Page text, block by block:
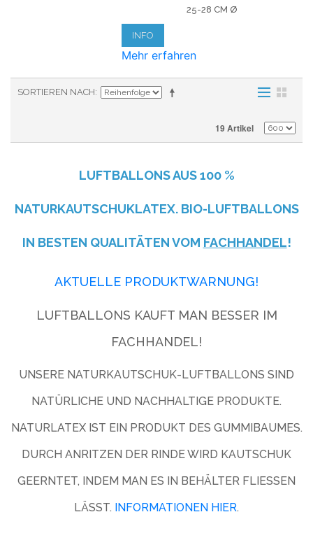
25-28 CM Ø
INFO
Mehr erfahren
SORTIEREN NACH
19 Artikel
LUFTBALLONS AUS100 %
NATURKAUTSCHUKLATEX. BIO-LUFTBALLONS
IN BESTEN QUALITÄTEN VOM FACHHANDEL!
AKTUELLE PRODUKTWARNUNG!
LUFTBALLONS KAUFT MAN BESSER IM
FACHHANDEL!
UNSERE NATURKAUTSCHUK-LUFTBALLONS SIND
NATÜRLICHE UND NACHHALTIGE PRODUKTE.
NATURLATEX IST EIN PRODUKT DES GUMMIBAUMES.
DURCH ANRITZEN DER RINDE WIRD KAUTSCHUK
GEERNTET, INDEM MAN ES IN BEHÄLTER FLIESSEN L
ÄSST. INFORMATIONEN HIER.